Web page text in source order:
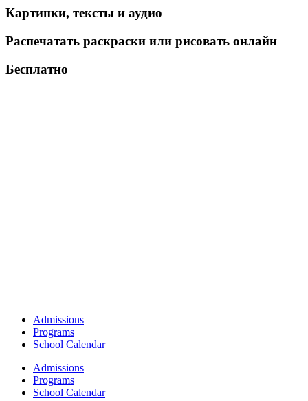
Картинки, тексты и аудио
Распечатать раскраски или рисовать онлайн
Бесплатно
Admissions
Programs
School Calendar
Admissions
Programs
School Calendar